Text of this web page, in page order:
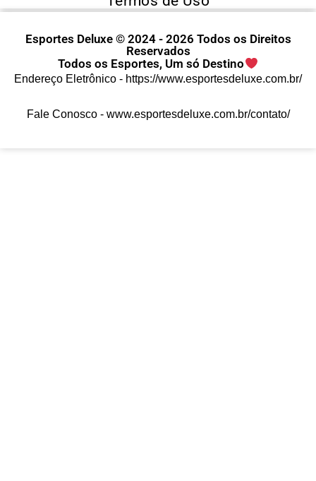
Esportes Deluxe © 2024 - 2026 Todos os Direitos
Reservados
Todos os Esportes, Um só Destino
Endereço Eletrônico - https://www.esportesdeluxe.com.br/
Fale Conosco - www.esportesdeluxe.com.br/contato/